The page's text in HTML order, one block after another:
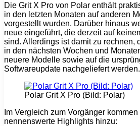
Die Grit X Pro von Polar enthält
in den letzten Monaten auf anderen
vorgestellt wurden. Darüber hinaus
neue eingeführt, die derzeit auf
sind. Allerdings ist damit zu rechnen,
in den nächsten Wochen und
neuere Modelle sowie auf die
Softwareupdate nachgeliefert werden.
Polar Grit X Pro (Bild: Polar)
Im Vergleich zum Vorgänger
nennenswerte Highlights hinzu: